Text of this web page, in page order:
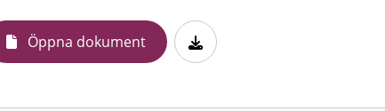
Öppna dokument